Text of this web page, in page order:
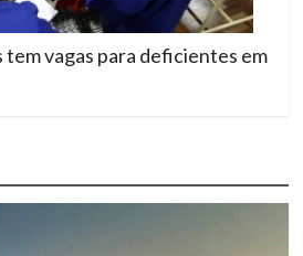
tem vagas para deficientes em